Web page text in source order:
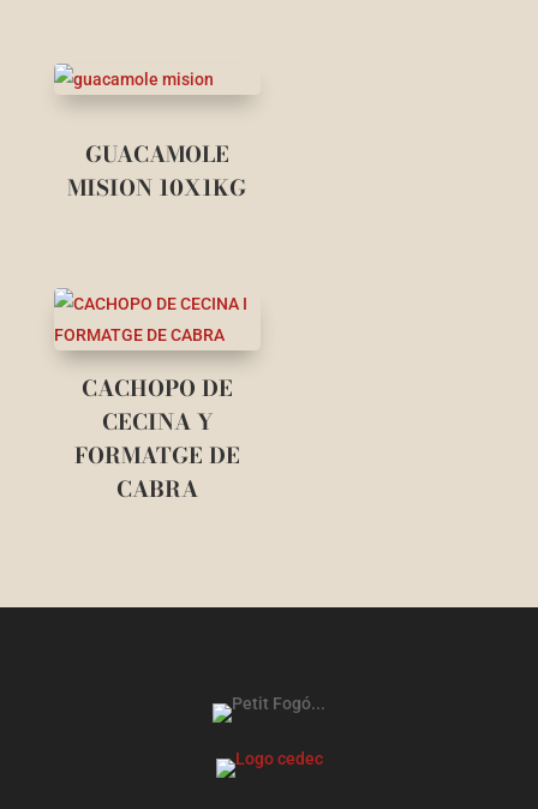
GUACAMOLE
MISION 10X1KG
CACHOPO DE
CECINA Y
FORMATGE DE
CABRA